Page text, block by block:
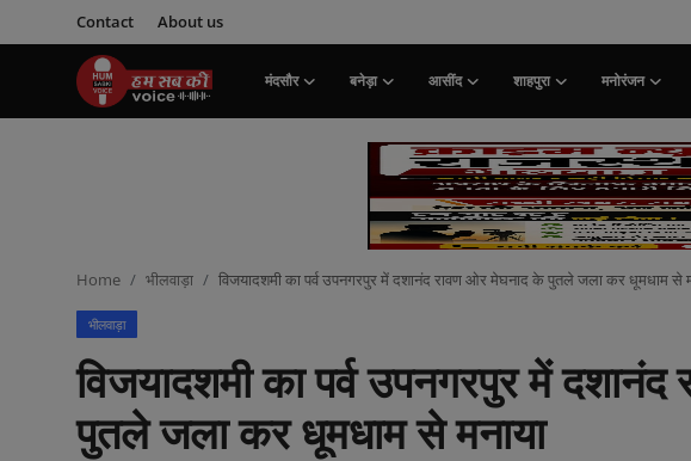
Contact About us
मंदसौर बनेड़ा आसींद शाहपुरा मनोरंजन
About us
Home भीलवाड़ा विजयादशमी का पर्व उपनगरपुर में दशानंद रावण ओर मेघनाद के पुतले जला कर धूमधाम से
भीलवाड़ा
विजयादशमी का पर्व उपनगरपुर में
पुतले जला कर धूमधाम से मनाया